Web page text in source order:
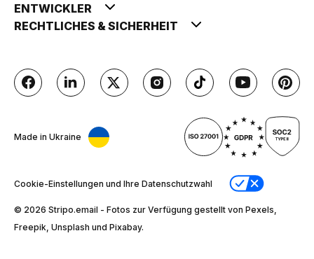
ENTWICKLER
RECHTLICHES & SICHERHEIT
Made in Ukraine
Cookie-Einstellungen und Ihre Datenschutzwahl
© 2026 Stripо.email - Fotos zur Verfügung gestellt von Pexels,
Freepik, Unsplash und Pixabay.